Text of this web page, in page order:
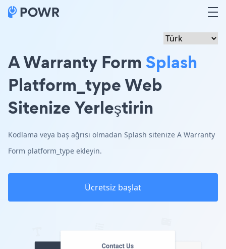
A Warranty Form Splash
Platform_type Web
Sitenize Yerleştirin
Kodlama veya baş ağrısı olmadan Splash sitenize A Warranty
Form platform_type ekleyin.
Ücretsiz başlat